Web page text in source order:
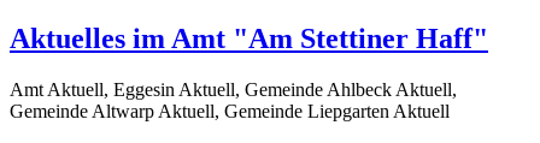
Aktuelles im Amt "Am Stettiner Haff"
Amt Aktuell, Eggesin Aktuell, Gemeinde Ahlbeck Aktuell,
Gemeinde Altwarp Aktuell, Gemeinde Liepgarten Aktuell